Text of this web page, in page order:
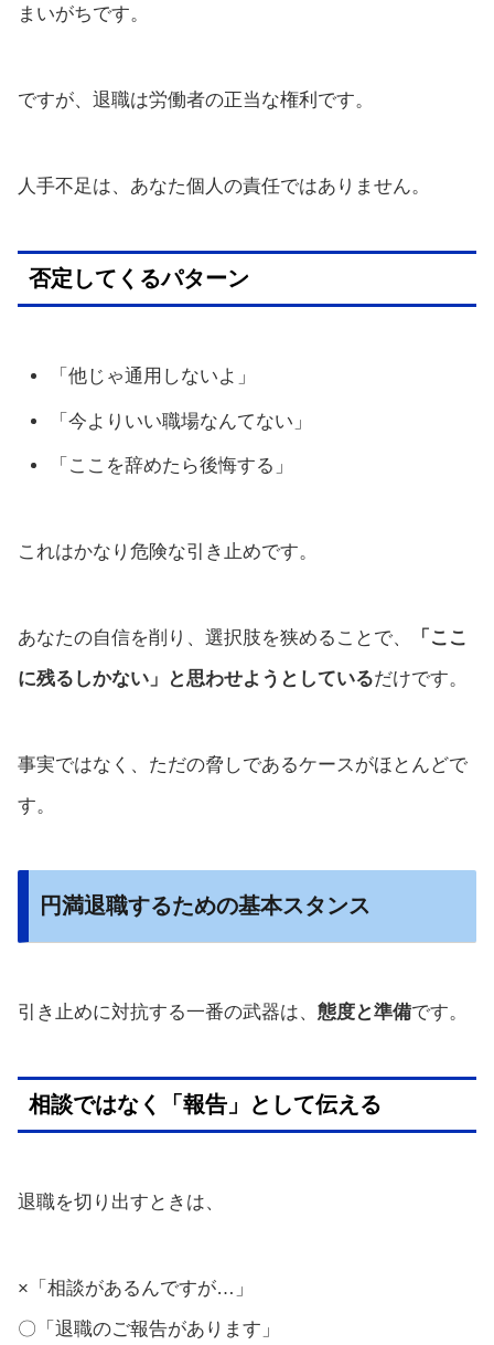
まいがちです。
ですが、退職は労働者の正当な権利です。
人手不足は、あなた個人の責任ではありません。
否定してくるパターン
「他じゃ通用しないよ」
「今よりいい職場なんてない」
「ここを辞めたら後悔する」
これはかなり危険な引き止めです。
あなたの自信を削り、選択肢を狭めることで、
「ここ
に残るしかない」と思わせようとしているだけです。
事実ではなく、ただの脅しであるケースがほとんどで
す。
円満退職するための基本スタンス
引き止めに対抗する一番の武器は、 態度と準備です。
相談ではなく「報告」として伝える
退職を切り出すときは、
×「相談があるんですが…」
〇「退職のご報告があります」